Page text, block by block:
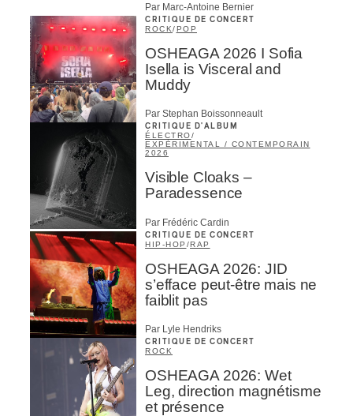
Par Marc-Antoine Bernier
CRITIQUE DE CONCERT
ROCK/POP
OSHEAGA 2026 I Sofia
Isella is Visceral and
Muddy
Par Stephan Boissonneault
CRITIQUE D'ALBUM
ÉLECTRO/
EXPÉRIMENTAL / CONTEMPORAIN
2026
Visible Cloaks –
Paradessence
Par Frédéric Cardin
CRITIQUE DE CONCERT
HIP-HOP /RAP
OSHEAGA 2026: JID
s’efface peut-être mais ne
faiblit pas
Par Lyle Hendriks
CRITIQUE DE CONCERT
ROCK
OSHEAGA 2026: Wet
Leg, direction magnétisme
et présence